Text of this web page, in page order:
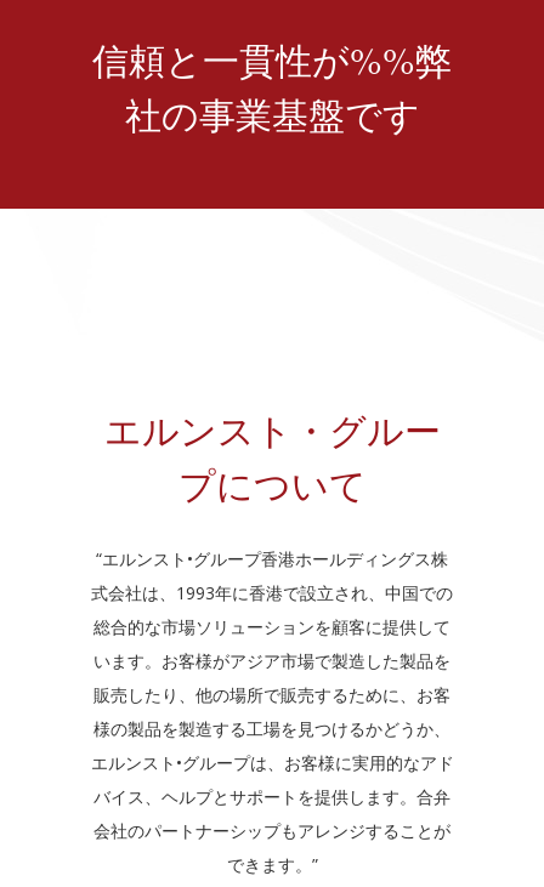
信頼と一貫性が 弊
社の事業基盤です
エルンスト・グルー
プについて
“エルンスト•グループ香港ホールディングス株
式会社は、1993年に香港で設立され、中国での
総合的な市場ソリューションを顧客に提供して
います。お客様がアジア市場で製造した製品を
販売したり、他の場所で販売するために、お客
様の製品を製造する工場を見つけるかどうか、
エルンスト•グループは、お客様に実用的なアド
バイス、ヘルプとサポートを提供します。合弁
会社のパートナーシップもアレンジすることが
できます。”